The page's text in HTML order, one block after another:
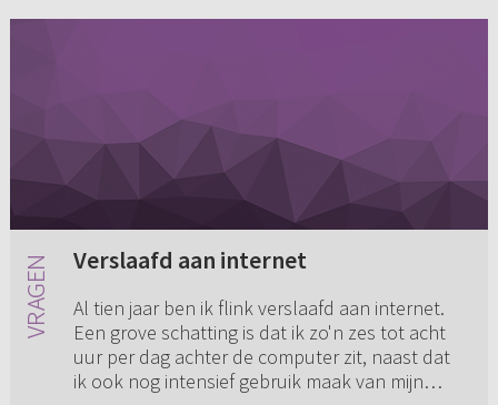
Verslaafd aan internet
Al tien jaar ben ik flink verslaafd aan internet.
Een grove schatting is dat ik zo'n zes tot acht
uur per dag achter de computer zit, naast dat
ik ook nog intensief gebruik maak van mijn